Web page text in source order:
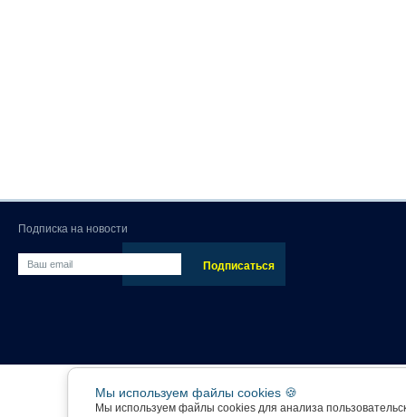
Подписка на новости
Мы используем файлы cookies 🍪
Мы используем файлы cookies для анализа